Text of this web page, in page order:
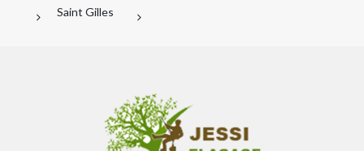
Saint Gilles